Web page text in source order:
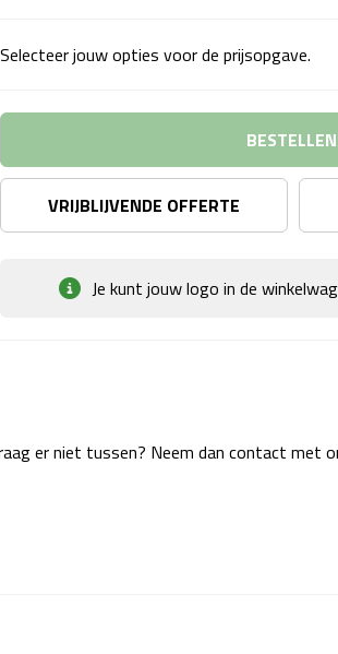
Selecteer jouw opties voor de prijsopgave.
BESTELLEN
VRIJBLIJVENDE OFFERTE
Je kunt jouw logo in de
er niet tussen? Neem dan contact met